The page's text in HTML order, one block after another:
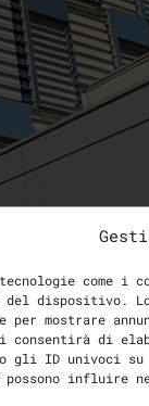
come i
del dispositivo.
per mostrare
consentirà di
o gli ID univoci su
possono influire